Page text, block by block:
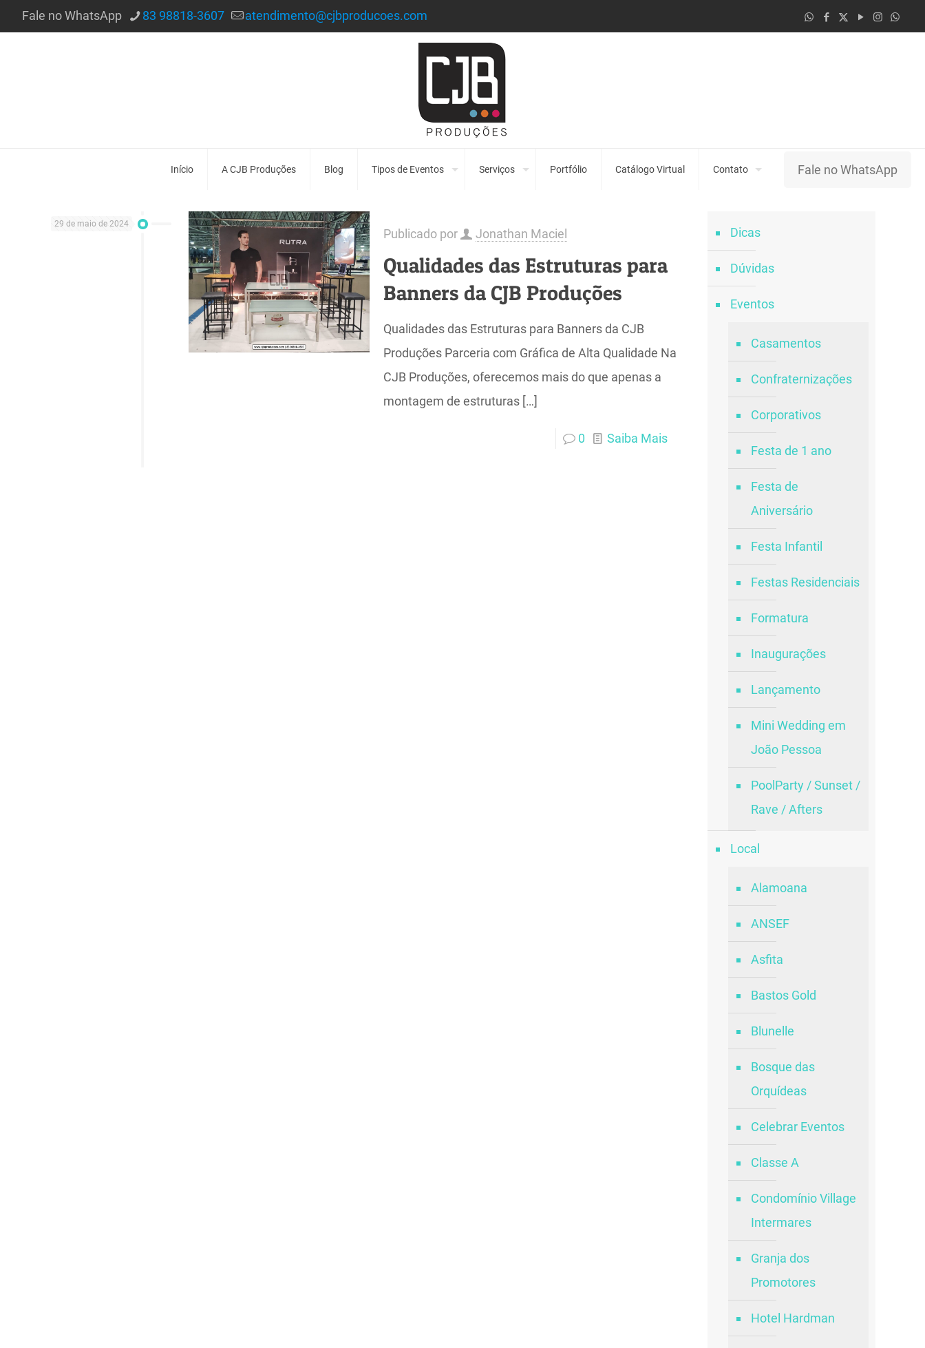
Fale no WhatsApp 83 98818-3607 atendimento@cjbproducoes.com
Início A CJB Produções Blog Tipos de Eventos Serviços Portfólio Catálogo Virtual Contato Fale no WhatsApp
29 de maio de 2024
Publicado por Jonathan Maciel
Qualidades das Estruturas para
Banners da CJB Produções
Qualidades das Estruturas para Banners da CJB
Produções Parceria com Gráfica de Alta Qualidade Na
CJB Produções, oferecemos mais do que apenas a
montagem de estruturas[…]
0 Saiba Mais
Dicas
Dúvidas
Eventos
Casamentos
Confraternizações
Corporativos
Festa de 1 ano
Festa de
Aniversário
Festa Infantil
Festas Residenciais
Formatura
Inaugurações
Lançamento
Mini Wedding em
João Pessoa
PoolParty / Sunset /
Rave / Afters
Local
Alamoana
ANSEF
Asfita
Bastos Gold
Blunelle
Bosque das
Orquídeas
Celebrar Eventos
Classe A
Condomínio Village
Intermares
Granja dos
Promotores
Hotel Hardman